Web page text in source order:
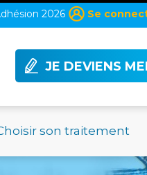
2026 Se
JE DEVIENS
son traitement